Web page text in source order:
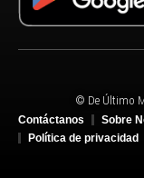
© De Último
Contáctanos
Sobre
Política de privacidad